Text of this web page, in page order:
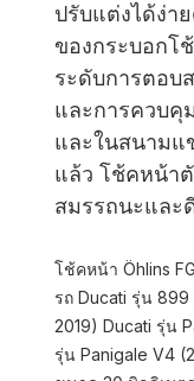
ปรับแต่งได้ง่า
ของกระบอกโ
ระดับการตอบ
และการควบคุ
และในสนาม
แล้ว โช้คหน้า
สมรรถนะและ
โช้คหน้า Öhlins
รถ Ducati รุ่น 899
2019) Ducati รุ่น
รุ่น Panigale V4